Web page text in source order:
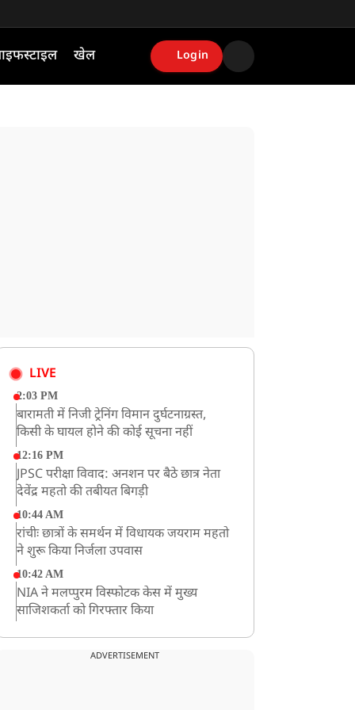
खेल Login
LIVE
2:03 PM
बारामती में निजी ट्रेनिंग विमान दुर्घटनाग्रस्त,
किसी के घायल होने की कोई सूचना नहीं
12:16 PM
JPSC परीक्षा विवाद: अनशन पर बैठे छात्र नेता
देवेंद्र महतो की तबीयत बिगड़ी
10:44 AM
रांचीः छात्रों के समर्थन में विधायक जयराम महतो
ने शुरू किया निर्जला उपवास
10:42 AM
NIA ने मलप्पुरम विस्फोटक केस में मुख्य
साजिशकर्ता को गिरफ्तार किया
PM मोदी को आया अमेरिकी उपराष्ट्रपति जेडी
ADVERTISEMENT